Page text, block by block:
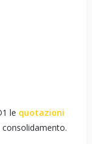
le quotazioni
consolidamento.